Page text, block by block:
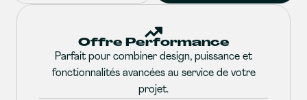
Offre Performance
Parfait pour combiner design, puissance et
fonctionnalités avancées au service de votre
projet.